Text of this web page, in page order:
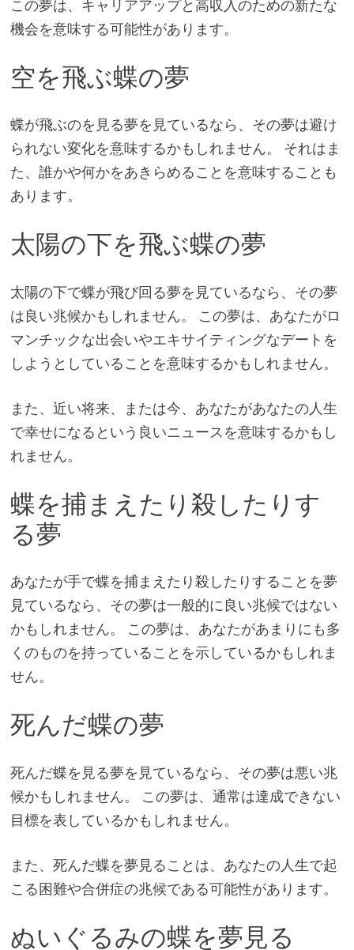
この夢は、キャリアアップと高収入のための新たな
機会を意味する可能性があります。
空を飛ぶ蝶の夢
蝶が飛ぶのを見る夢を見ているなら、その夢は避け
られない変化を意味するかもしれません。 それはま
た、誰かや何かをあきらめることを意味することも
あります。
太陽の下を飛ぶ蝶の夢
太陽の下で蝶が飛び回る夢を見ているなら、その夢
は良い兆候かもしれません。 この夢は、あなたがロ
マンチックな出会いやエキサイティングなデートを
しようとしていることを意味するかもしれません。
また、近い将来、または今、あなたがあなたの人生
で幸せになるという良いニュースを意味するかもし
れません。
蝶を捕まえたり殺したりす
る夢
あなたが手で蝶を捕まえたり殺したりすることを夢
見ているなら、その夢は一般的に良い兆候ではない
かもしれません。 この夢は、あなたがあまりにも多
くのものを持っていることを示しているかもしれま
せん。
死んだ蝶の夢
死んだ蝶を見る夢を見ているなら、その夢は悪い兆
候かもしれません。 この夢は、通常は達成できない
目標を表しているかもしれません。
また、死んだ蝶を夢見ることは、あなたの人生で起
こる困難や合併症の兆候である可能性があります。
ぬいぐるみの蝶を夢見る